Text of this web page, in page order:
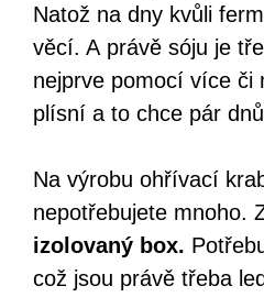
Natož na dny kvůli
věcí. A právě sóju je
nejprve pomocí více či
plísní a to chce pár
Na výrobu ohřívací
nepotřebujete mnoho.
izolovaný box.
což jsou právě třeba